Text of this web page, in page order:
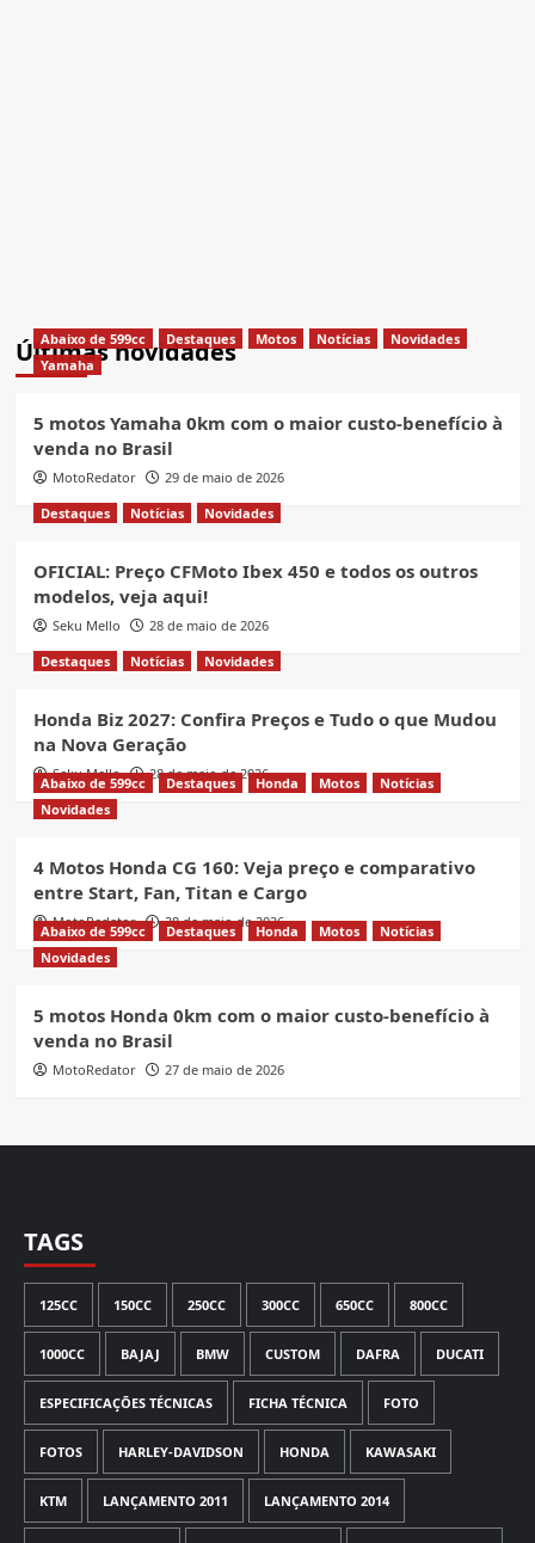
Últimas novidades
Abaixo de 599cc Destaques Motos Notícias
Novidades
Yamaha
5 motos Yamaha 0km com o maior custo-benefício à
venda no Brasil
MotoRedator
29 de maio de 2026
Destaques
Notícias Novidades
OFICIAL: Preço CFMoto Ibex 450 e todos os outros
modelos, veja aqui!
Seku Mello
28 de maio de 2026
Destaques
Notícias Novidades
Honda Biz 2027: Confira Preços e Tudo o que Mudou
na Nova Geração
Seku Mello 28 de maio de 2026
Abaixo de 599cc Destaques Honda Motos
Notícias
Novidades
4 Motos Honda CG 160: Veja preço e comparativo
entre Start, Fan, Titan e Cargo
MotoRedator 28 de maio de 2026
Abaixo de 599cc Destaques Honda Motos
Notícias
Novidades
5 motos Honda 0km com o maior custo-benefício à
venda no Brasil
MotoRedator 27 de maio de 2026
TAGS
125CC 150CC 250CC 300CC 650CC 800CC
1000CC BAJAJ BMW CUSTOM DAFRA DUCATI
ESPECIFICAÇÕES TÉCNICAS FICHA TÉCNICA FOTO
FOTOS HARLEY-DAVIDSON HONDA KAWASAKI
KTM LANÇAMENTO 2011 LANÇAMENTO 2014